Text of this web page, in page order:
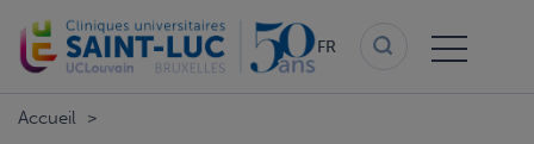
au
contenu
FR
Accueil